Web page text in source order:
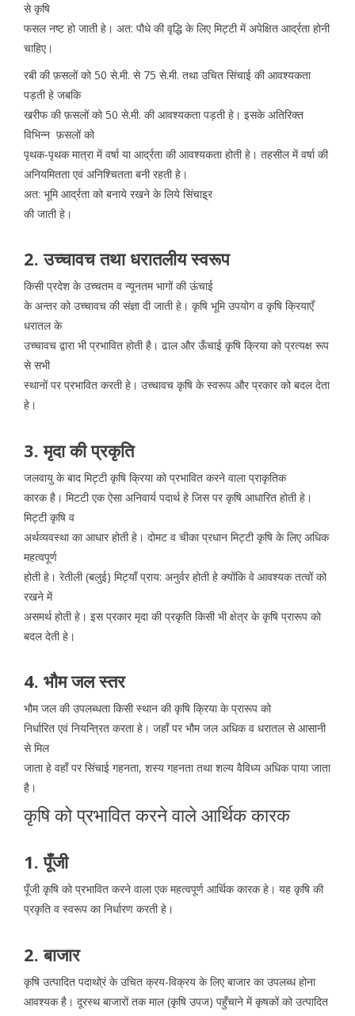
से कृषि
फसल नष्ट हो जाती हे। अत: पौधे की वृद्धि के लिए मिट्टी में अपेक्षित आर्द्रता होनी
चाहिए।
रबी की फ़सलों को 50 से.मी. से 75 से.मी. तथा उचित सिंचाई की आवश्यकता
पड़ती हे जबकि
खरीफ की फ़सलों को 50 से.मी. की आवश्यकता पड़ती हे। इसके अतिरिक्त
विभिन्न फ़सलों को
पृथक-पृथक मात्रा में वर्षा या आर्द्रता की आवश्यकता होती हे। तहसील में वर्षा की
अनियमितता एवं अनिश्चितता बनी रहती हे।
अत: भूमि आर्द्रता को बनाये रखने के लिये सिंचाइ्र
की जाती हे।
2. उच्चावच तथा धरातलीय स्वरूप
किसी प्रदेश के उच्चतम व न्यूनतम भागों की ऊंचाई
के अन्तर को उच्चावच की संज्ञा दी जाती हे। कृषि भूमि उपयोग व कृषि क्रियाएँ
धरातल के
उच्चावच द्वारा भी प्रभावित होती है। ढाल और ऊँचाई कृषि क्रिया को प्रत्यक्ष रूप
से सभी
स्थानों पर प्रभावित करती हे। उच्चावच कृषि के स्वरूप और प्रकार को बदल देता
हे।
3. मृदा की प्रकृति
जलवायु के बाद मिट्टी कृषि क्रिया को प्रभावित करने वाला प्राकृतिक
कारक है। मिटटी एक ऐसा अनिवार्य पदार्थ हे जिस पर कृषि आधारित होती हे।
मिट्टी कृषि व
अर्थव्यवस्था का आधार होती हे। दोमट व चीका प्रधान मिट्टी कृषि के लिए अधिक
महत्वपूर्ण
होती हे। रेतीली (बलुई) मिट्याँ प्राय: अनुर्वर होती हे क्योंकि वे आवश्यक तत्वों को
रखने में
असमर्थ होती हे। इस प्रकार मृदा की प्रकृति किसी भी क्षेत्र के कृषि प्रारूप को
बदल देती हे।
4. भौम जल स्तर
भौम जल की उपलब्धता किसी स्थान की कृषि क्रिया के प्रारूप को
निर्धारित एवं नियन्त्रित करता हे। जहाँ पर भौम जल अधिक व धरातल से आसानी
से मिल
जाता हे वहाँ पर सिंचाई गहनता, शस्य गहनता तथा शल्य वैविध्य अधिक पाया जाता
है।
कृषि को प्रभावित करने वाले आर्थिक कारक
1. पूँजी
पूँजी कृषि को प्रभावित करने वाला एक महत्वपूर्ण आर्थिक कारक हे। यह कृषि की
प्रकृति व स्वरूप का निर्धारण करती हे।
2. बाजार
कृषि उत्पादित पदाथो्रं के उचित क्रय-विक्रय के लिए बाजार का उपलब्ध होना
आवश्यक है। दूरस्थ बाजारों तक माल (कृषि उपज) पहुँचाने में कृषकों को उत्पादित